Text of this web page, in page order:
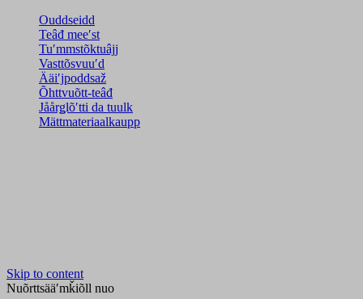
Ouddseidd
Teâđ meeʹst
Tuʹmmstõktuâjj
Vasttõsvuuʹd
Ääiʹjpoddsaž
Õhttvuõtt-teâđ
Jåårǥlõʹtti da tuulk
Mättmateriaalkaupp
Skip to content
Nuõrttsääʹmǩiõll nuo